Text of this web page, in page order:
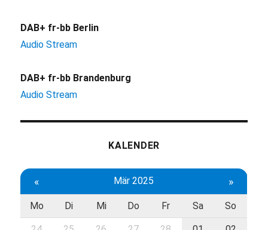
DAB+ fr-bb Berlin
Audio Stream
DAB+ fr-bb Brandenburg
Audio Stream
KALENDER
« Mär 2025 »
Mo Di Mi Do Fr Sa So